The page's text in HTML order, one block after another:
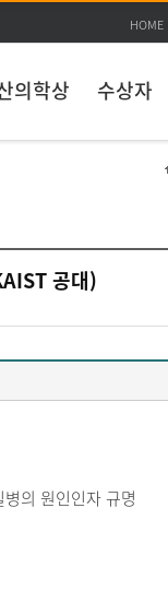
HOME
의학상 수상자
공대)
의 원인인자 규명